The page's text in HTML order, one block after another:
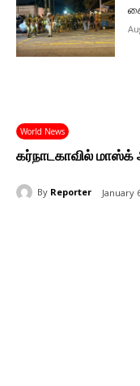
World News
கர்நாடகாவில் மாஸ்க்
By Reporter January